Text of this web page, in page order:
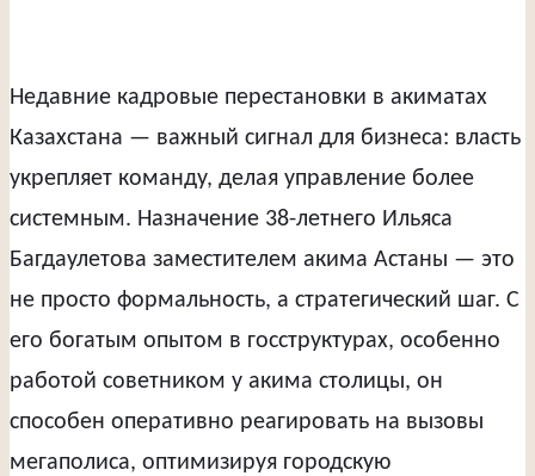
Недавние кадровые перестановки в акиматах
Казахстана — важный сигнал для бизнеса: власть
укрепляет команду, делая управление более
системным. Назначение 38-летнего Ильяса
Багдаулетова заместителем акима Астаны — это
не просто формальность, а стратегический шаг. С
его богатым опытом в госструктурах, особенно
работой советником у акима столицы, он
способен оперативно реагировать на вызовы
мегаполиса, оптимизируя городскую